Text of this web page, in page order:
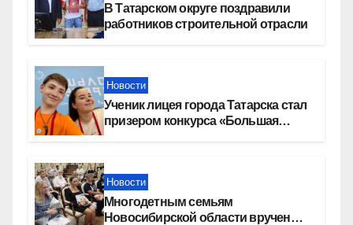
В Татарском округе поздравили
работников строительной отрасли
Новости
Ученик лицея города Татарска стал
призером конкурса «Большая
Новости
Многодетным семьям
Новосибирской области вручены